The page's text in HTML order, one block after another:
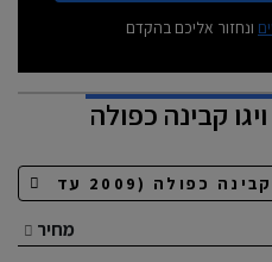
ונחזור אליכם בהקדם
קבינה כפולה
מחיר